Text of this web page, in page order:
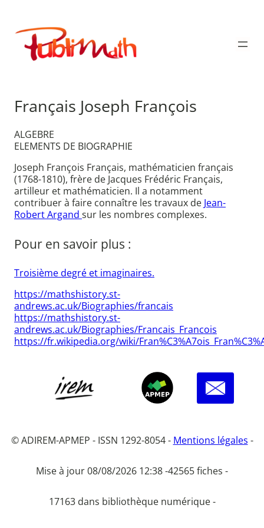
contenu
Publimath
Français Joseph François
ALGEBRE
ELEMENTS DE BIOGRAPHIE
Joseph François Français, mathématicien français
(1768-1810), frère de Jacques Frédéric Français,
artilleur et mathématicien. Il a notamment
contribuer à faire connaître les travaux de Jean-
Robert Argand sur les nombres complexes.
Pour en savoir plus :
Troisième degré et imaginaires.
https://mathshistory.st-
andrews.ac.uk/Biographies/francais
https://mathshistory.st-
andrews.ac.uk/Biographies/Francais_Francois
https://fr.wikipedia.org/wiki/
© ADIREM-APMEP - ISSN 1292-8054 - Mentions légales -
Mise à jour 08/08/2026 12:38 -42565 fiches -
17163 dans bibliothèque numérique -